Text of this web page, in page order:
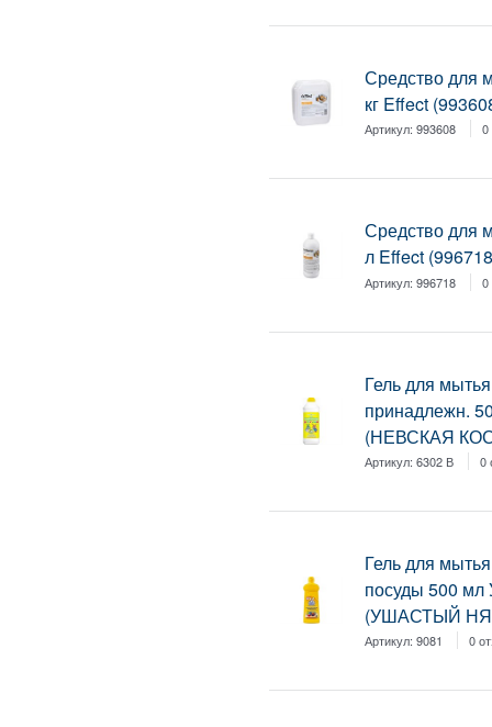
Средство для
кг Effect
Артикул:993608 0
Средство для
л Effect
Артикул:996718 0
Гель для
принадлежн.
(НЕВСКАЯ
Артикул:6302 В 0
Гель для
посуды 500
(УШАСТЫЙ
Артикул:9081 0